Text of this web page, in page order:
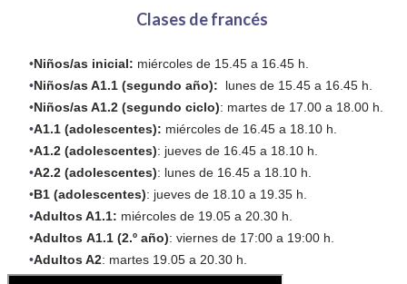
Clases de francés
Niños/as inicial: miércoles de 15.45 a 16.45 h.
Niños/as A1.1 (segundo año):
lunes de 15.45 a 16.45 h.
Niños/as A1.2 (segundo ciclo): martes de 17.00 a 18.00 h.
A1.1 (adolescentes): miércoles de 16.45 a 18.10 h.
A1.2 (adolescentes): jueves de 16.45 a 18.10 h.
​A2.2 (adolescentes): lunes de 16.45 a 18.10 h.
B1 (adolescentes): jueves de 18.10 a 19.35 h.
Adultos A1.1: miércoles de 19.05 a 20.30 h.
Adultos A1.1 (2.º año): viernes de 17:00 a 19:00 h.
Adultos A2: martes 19.05 a 20.30 h.